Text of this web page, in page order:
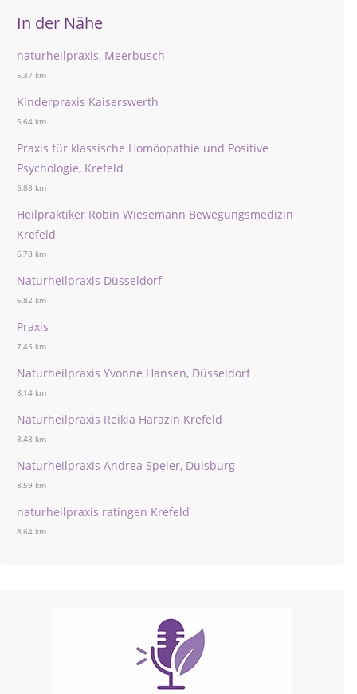
In der Nähe
naturheilpraxis, Meerbusch
5,37 km
Kinderpraxis Kaiserswerth
5,64 km
Praxis für klassische Homöopathie und Positive
Psychologie, Krefeld
5,88 km
Heilpraktiker Robin Wiesemann Bewegungsmedizin
Krefeld
6,78 km
Naturheilpraxis Düsseldorf
6,82 km
Praxis
7,45 km
Naturheilpraxis Yvonne Hansen, Düsseldorf
8,14 km
Naturheilpraxis Reikia Harazin Krefeld
8,48 km
Naturheilpraxis Andrea Speier, Duisburg
8,59 km
naturheilpraxis ratingen Krefeld
8,64 km